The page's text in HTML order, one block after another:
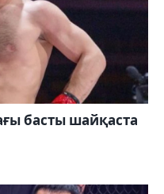
басты шайқаста